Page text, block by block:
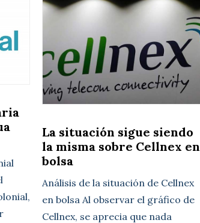
La situación sigue siendo
la misma sobre Cellnex en
bolsa
Análisis de la situación de Cellnex
en bolsa Al observar el gráfico de
Cellnex, se aprecia que nada